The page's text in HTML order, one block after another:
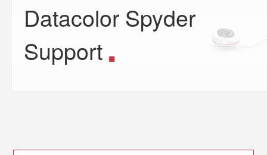
Datacolor Spyder
Support
Suche